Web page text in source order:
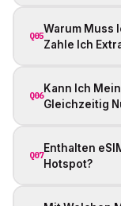
Q05
Warum Muss
Zahle Ich
Q06
Kann Ich
Gleichzeitig
Q07
Enthalten
Hotspot?